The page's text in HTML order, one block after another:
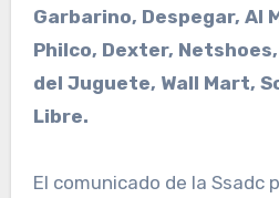
Garbarino, Despegar, Al
Philco, Dexter,
del Juguete, Wall Mart,
Libre.
El comunicado de la Ssadc